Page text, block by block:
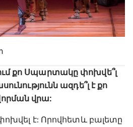
քո Սպարտակը փոխվե՞լ
ազդե՞լ է քո
վրա:
է: Որովհետև բալետը